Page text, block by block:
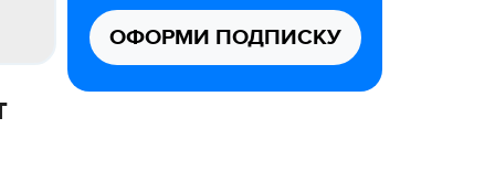
ОФОРМИ ПОДПИСКУ